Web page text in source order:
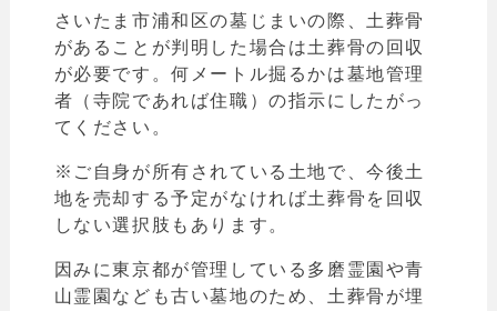
さいたま市浦和区の墓じまいの際、土葬骨
があることが判明した場合は土葬骨の回収
が必要です。何メートル掘るかは墓地管理
者（寺院であれば住職）の指示にしたがっ
てください。
※ご自身が所有されている土地で、今後土
地を売却する予定がなければ土葬骨を回収
しない選択肢もあります。
因みに東京都が管理している多磨霊園や青
山霊園なども古い墓地のため、土葬骨が埋